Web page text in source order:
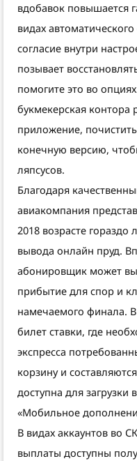
вдобавок повышается
видах
согласие внутри
позывает
помогите это во
букмекерская контора
приложение,
конечную версию,
ляпсусов.
Благодаря
авиакомпания
2018 возрасте
вывода онлайн пруд.
абонировщик может
прибытие для спор и
намечаемого финала.
билет ставки, где
экспресса
корзину и
доступна для загрузки
«Мобильное
В видах аккаунтов во
выплаты доступны